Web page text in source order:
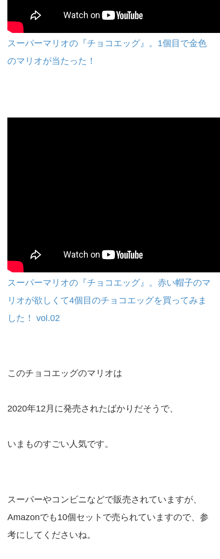
スーパーマリオの『チョコエッグ』。1個目で金色
のマリオが当たった！
スーパーマリオの『チョコエッグ』。赤い帽子のマ
リオが欲しくて4個目のチョコエッグを買ってみま
した！ vol.02
このチョコエッグのマリオは
2020年12月に発売されたばかりだそうで、
いまものすごい人気です。
スーパーやコンビニなどで販売されていますが、
Amazonでも10個セットで売られていますので、参
考にしてくださいね。